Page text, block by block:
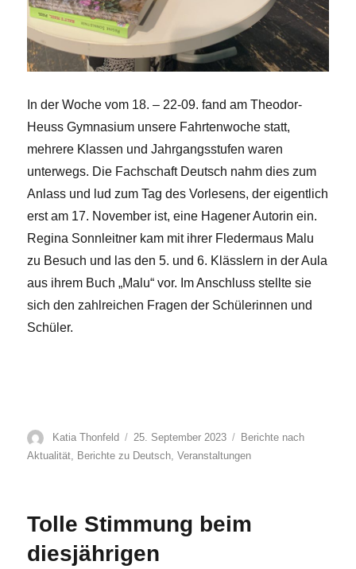
In der Woche vom 18. – 22-09. fand am Theodor-
Heuss Gymnasium unsere Fahrtenwoche statt,
mehrere Klassen und Jahrgangsstufen waren
unterwegs. Die Fachschaft Deutsch nahm dies zum
Anlass und lud zum Tag des Vorlesens, der eigentlich
erst am 17. November ist, eine Hagener Autorin ein.
Regina Sonnleitner kam mit ihrer Fledermaus Malu
zu Besuch und las den 5. und 6. Klässlern in der Aula
aus ihrem Buch „Malu“ vor. Im Anschluss stellte sie
sich den zahlreichen Fragen der Schülerinnen und
Schüler.
Autor
Katia Thonfeld
Veröffentlicht
am
25. September 2023 Kategorien
Berichte nach
Aktualität Berichte zu Deutsch ,Veranstaltungen
Tolle Stimmung beim
diesjährigen